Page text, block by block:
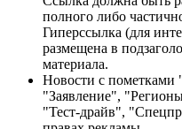
полного либо
Гиперссылка (для
размещена в
материала.
Новости с
"Заявление",
"Тест-драйв",